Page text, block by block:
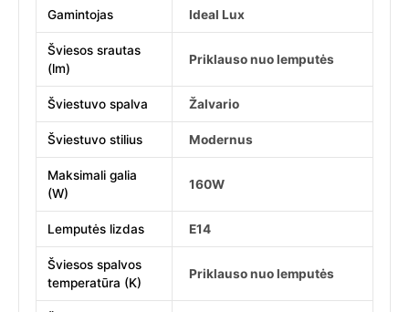
Gamintojas Ideal Lux
Šviesos srautas
(lm)
Priklauso nuo lemputės
Šviestuvo spalva Žalvario
Šviestuvo stilius Modernus
Maksimali galia
(W)
160W
Lemputės lizdas E14
Šviesos spalvos
temperatūra (K)
Priklauso nuo lemputės